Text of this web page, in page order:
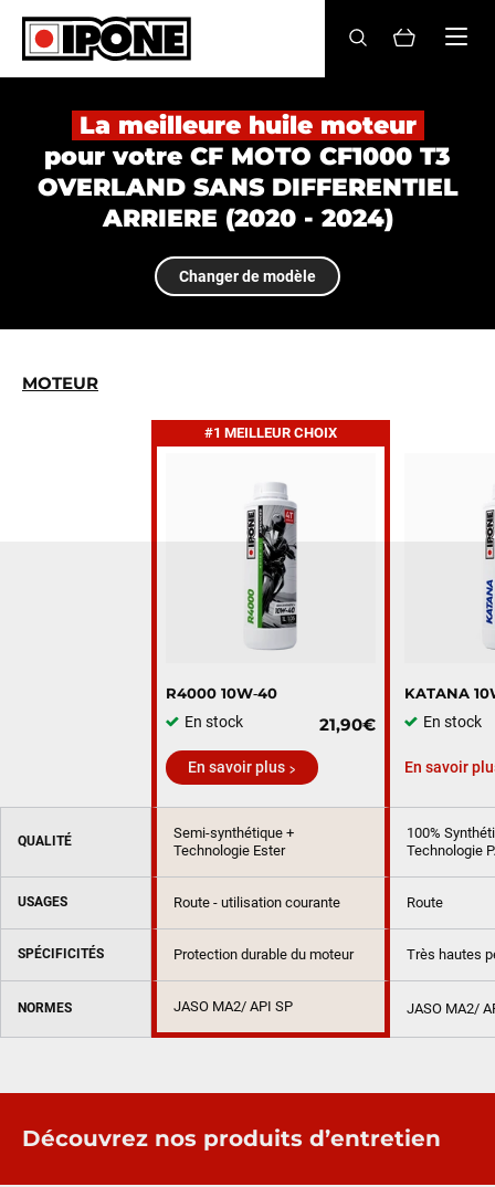
Ipone
HUILES MOTEUR
ENTRETIEN
MAINTENANCE
Revendeurs
BE
La meilleure huile moteur
pour votre CF MOTO CF1000 T3
OVERLAND SANS DIFFERENTIEL
ARRIERE (2020 - 2024)
Changer de modèle
MOTEUR
#1 MEILLEUR CHOIX
R4000 10W‑40
En stock
21,90€
KATANA
En stock
En savoir plus En savoir
QUALITÉ
Semi-synthétique +
Technologie Ester
100%
Technologie
USAGES Route - utilisation courante Route
SPÉCIFICITÉS Protection durable du moteur Très hautes
NORMES JASO MA2/ API SP JASO MA2/
Découvrez nos produits d’entretien